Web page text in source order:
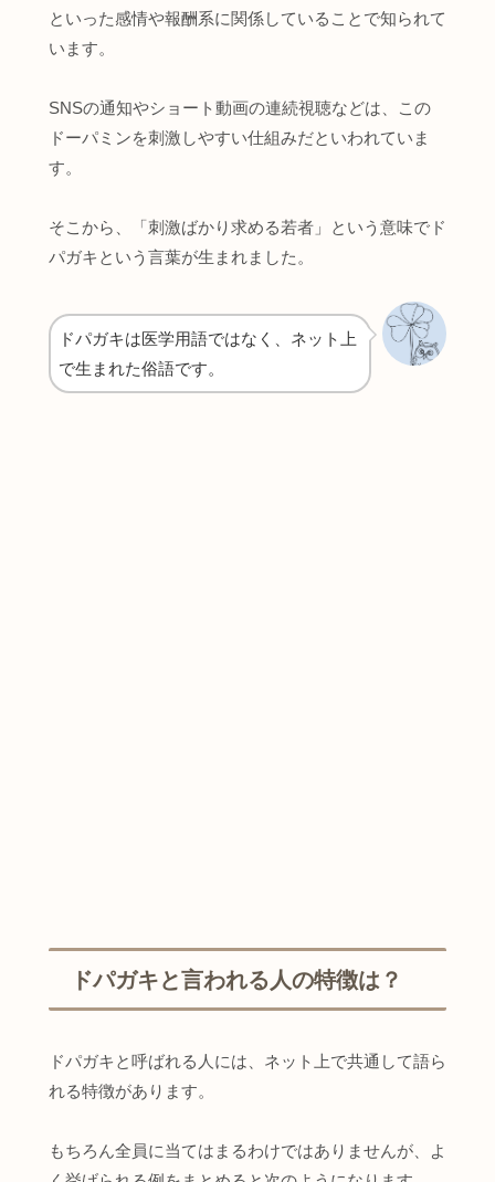
といった感情や報酬系に関係していることで知られて
います。
SNSの通知やショート動画の連続視聴などは、この
ドーパミンを刺激しやすい仕組みだといわれていま
す。
そこから、「刺激ばかり求める若者」という意味でド
パガキという言葉が生まれました。
ドパガキは医学用語ではなく、ネット上
で生まれた俗語です。
ドパガキと言われる人の特徴は？
ドパガキと呼ばれる人には、ネット上で共通して語ら
れる特徴があります。
もちろん全員に当てはまるわけではありませんが、よ